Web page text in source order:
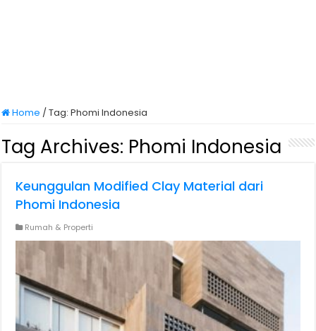
Home /Tag:Phomi Indonesia
Tag Archives: Phomi Indonesia
Keunggulan Modified Clay Material dari
Phomi Indonesia
Rumah & Properti